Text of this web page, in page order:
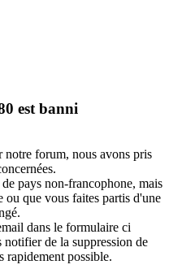
est banni
notre forum, nous avons pris
pays non-francophone, mais
ou que vous faites partis d'une
dans le formulaire ci
notifier de la suppression de
rapidement possible.